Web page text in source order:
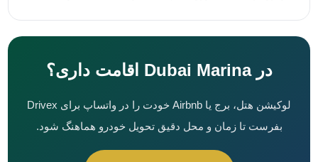
در Dubai Marina اقامت داری؟
لوکیشن هتل، برج یا Airbnb خودت را در واتساپ برای Drivex
بفرست تا زمان و محل دقیق تحویل خودرو هماهنگ شود.